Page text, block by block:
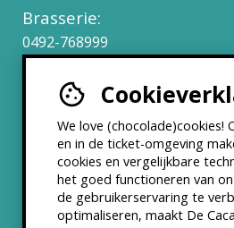
We love (chocolade)cookies!
en in de ticket-omgeving
cookies en vergelijkbare
het goed functioneren van
de gebruikerservaring te
optimaliseren, maakt De
Brasserie:
0492-768999
Werken bij
Partners &
ANBI status